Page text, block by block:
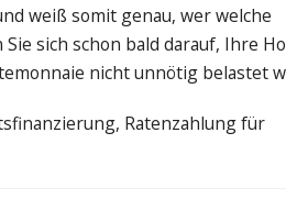
weiß somit genau, wer welche
sich schon bald darauf, Ihre
nicht unnötig belastet
Ratenzahlung für